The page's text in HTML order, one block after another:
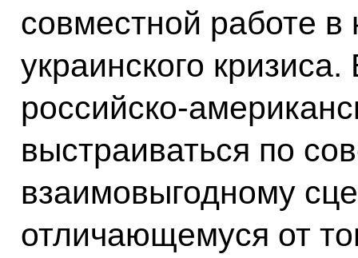
совместной работе в
украинского
российско-
выстраиваться по
взаимовыгодному
отличающемуся от